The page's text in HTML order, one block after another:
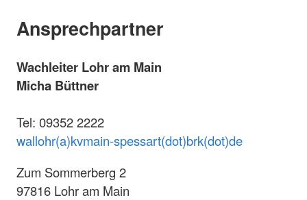
Ansprechpartner
Wachleiter Lohr am Main
Micha Büttner
Tel: 09352 2222
wallohr(a)kvmain-spessart(dot)brk(dot)de
Zum Sommerberg 2
97816 Lohr am Main